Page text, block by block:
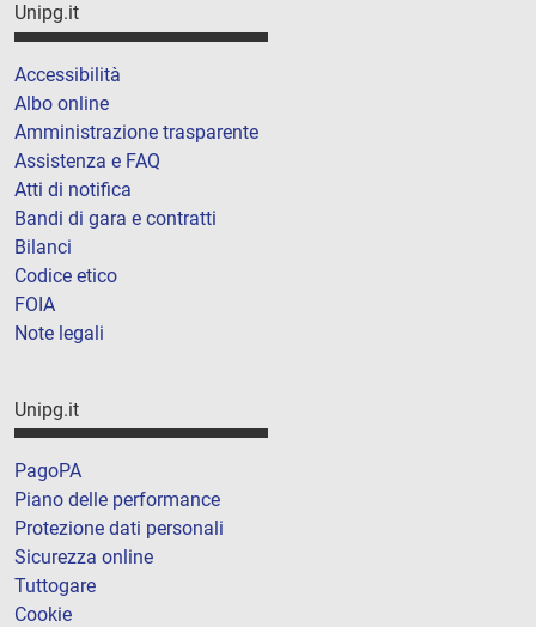
Unipg.it
Accessibilità
Albo online
Amministrazione trasparente
Assistenza e FAQ
Atti di notifica
Bandi di gara e contratti
Bilanci
Codice etico
FOIA
Note legali
Unipg.it
PagoPA
Piano delle performance
Protezione dati personali
Sicurezza online
Tuttogare
Cookie